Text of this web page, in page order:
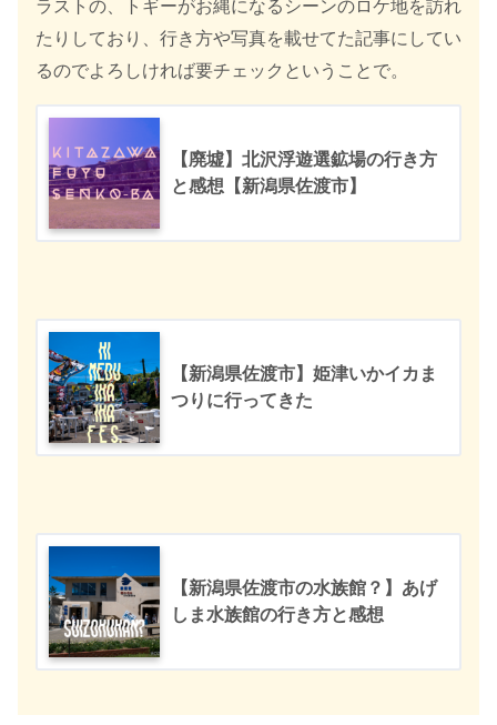
ラストの、トギーがお縄になるシーンのロケ地を訪れ
たりしており、行き方や写真を載せてた記事にしてい
るのでよろしければ要チェックということで。
【廃墟】北沢浮遊選鉱場の行き方
と感想【新潟県佐渡市】
【新潟県佐渡市】姫津いかイカま
つりに行ってきた
【新潟県佐渡市の水族館？】あげ
しま水族館の行き方と感想